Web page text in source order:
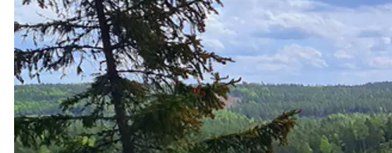
Efter några timmar i skogen fortsätter ni i möteslokalen tills ni
17.00 – Slut på dagen
Här avslutas dagen, men det bästa är så klart att boka paketet 1
Det här ingår i paketet:
Möteslokal heldag